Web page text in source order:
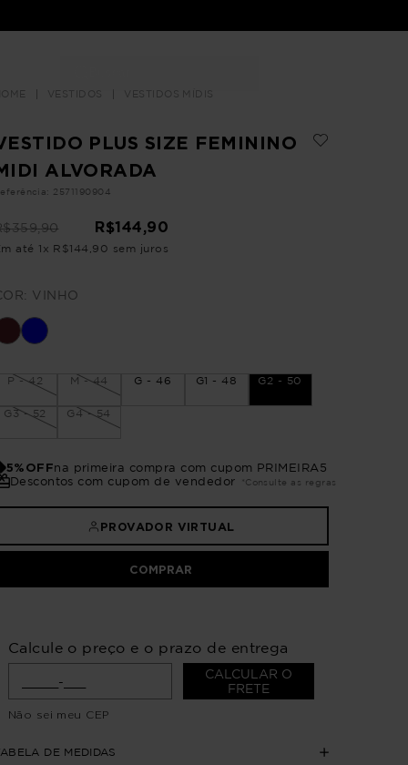
VESTIDOS VESTIDOS MÍDIS
PLUS SIZE FEMININO
ALVORADA
: 2571190904
359,90 R$144,90
até 1 x R$144 90 sem juros
VINHO
P - 42 M - 44 G - 46 G1 - 48 G2 - 50
G3 - 52 G4 - 54
5%OFFna primeira compra com cupom PRIMEIRA5
Descontos com cupom de vendedor
*Consulte as regras
PROVADOR VIRTUAL
COMPRAR
Calcule o preço e o prazo de entrega
CALCULAR O
FRETE
Não sei meu CEP
DE MEDIDAS